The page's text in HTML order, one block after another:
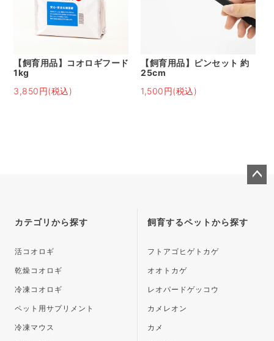
【飼育用品】コオロギフード
1kg
3,850円(税込)
【飼育用品】ピンセット 約
25cm
1,500円(税込)
カテゴリから探す
活コオロギ
乾燥コオロギ
冷凍コオロギ
ペット用サプリメント
冷凍マウス
飼育するペットから探す
フトアゴヒゲトカゲ
オオトカゲ
レオパードゲッコウ
カメレオン
カメ